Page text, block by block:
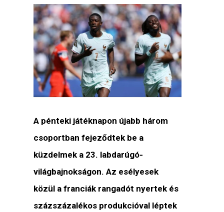
A pénteki játéknapon újabb három
csoportban fejeződtek be a
küzdelmek a 23. labdarúgó-
világbajnokságon. Az esélyesek
közül a franciák rangadót nyertek és
százszázalékos produkcióval léptek